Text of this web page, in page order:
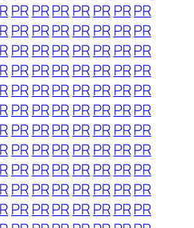
PRPRPRPRPR PRPR
PRPRPRPRPR PRPR
PRPRPRPRPR PRPR
PRPRPRPRPR PRPR
PRPRPRPRPR PRPR
PRPRPRPRPR PRPR
PRPRPRPRPR PRPR
PRPRPRPRPR PRPR
PRPRPRPRPR PRPR
PRPRPRPRPR PRPR
PRPRPRPRPR PRPR